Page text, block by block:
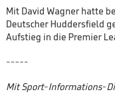
Mit David Wagner hatte
Deutscher Huddersfield
Aufstieg in die Premier
-----
Mit Sport-Informations-